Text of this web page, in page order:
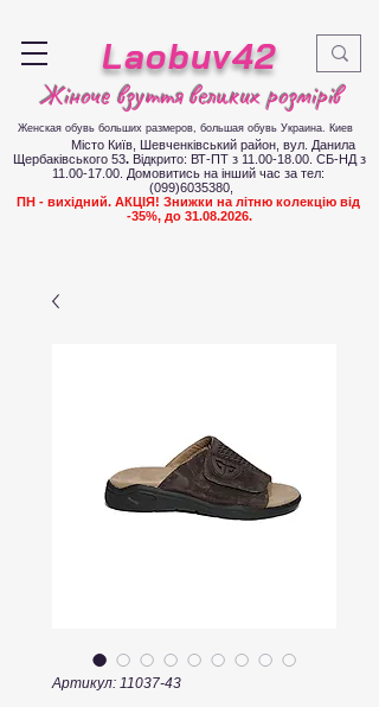
Laobuv42
Жіноче взуття великих розмірів
Женская обувь больших размеров, большая обувь Украина. Киев
Місто Київ, Шевченківський район, вул. Данила
Щербаківського 53. Відкрито: ВТ-ПТ з 11.00-18.00 . СБ-НД з
11.00-17.00. Домовитись на інший час за тел:
(099)6035380
ПН - вихідний. АКЦІЯ! Знижки на літню колекцію від
-35%, до 31.08.2026.
Артикул: 11037-43